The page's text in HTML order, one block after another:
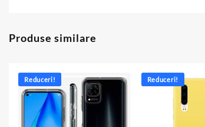
Produse similare
Reduceri! Reduceri!